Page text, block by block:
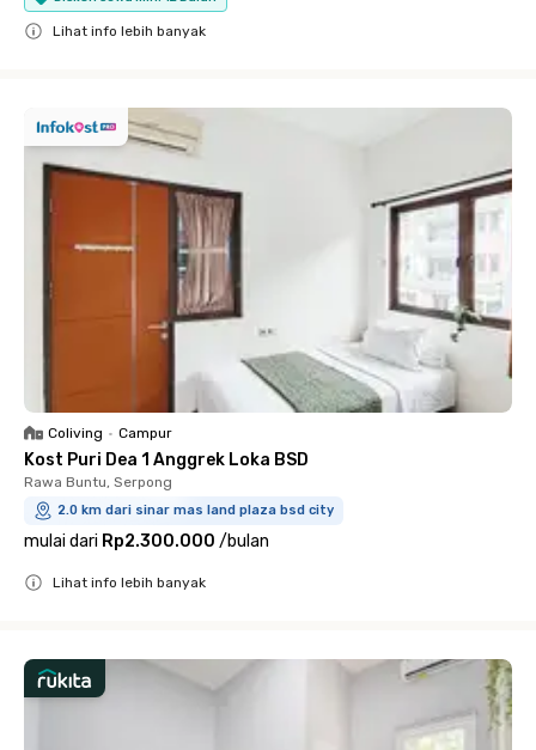
Lihat info lebih banyak
Coliving • Campur
Kost Puri Dea 1 Anggrek Loka BSD
Rawa Buntu, Serpong
2.0 km dari sinar mas land plaza bsd city
mulai dari Rp2.300.000 /bulan
Lihat info lebih banyak